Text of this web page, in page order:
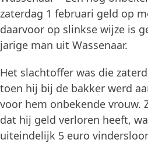
zaterdag 1 februari geld op
daarvoor op slinkse wijze is
jarige man uit Wassenaar.
Het slachtoffer was die
toen hij bij de bakker werd
voor hem onbekende vrouw.
dat hij geld verloren heeft,
uiteindelijk 5 euro